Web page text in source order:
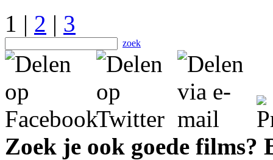
1 | 2 | 3
zoek
Zoek je ook goede films?